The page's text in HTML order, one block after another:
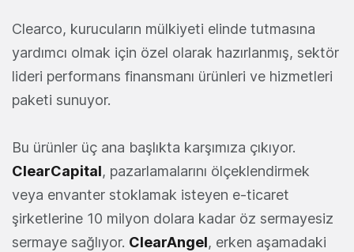
Clearco, kurucuların mülkiyeti elinde tutmasına
yardımcı olmak için özel olarak hazırlanmış, sektör
lideri performans finansmanı ürünleri ve hizmetleri
paketi sunuyor.
Bu ürünler üç ana başlıkta karşımıza çıkıyor.
ClearCapital, pazarlamalarını ölçeklendirmek
veya envanter stoklamak isteyen e-ticaret
şirketlerine 10 milyon dolara kadar öz sermayesiz
sermaye sağlıyor. ClearAngel, erken aşamadaki